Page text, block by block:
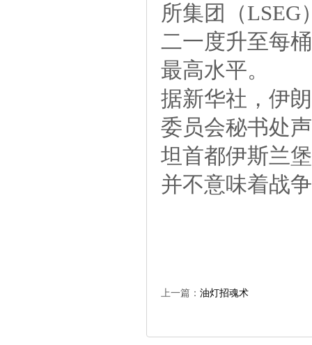
所集团（LSEG
二一度升至每
最高水平。
据新华社，伊
委员会秘书处
坦首都伊斯兰
并不意味着战
上一篇： 油灯招魂术